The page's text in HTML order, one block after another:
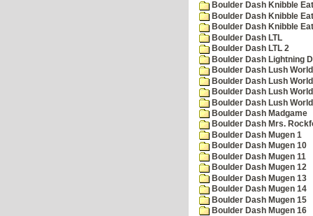
Boulder Dash Knibble
Boulder Dash Knibble
Boulder Dash Knibble
Boulder Dash LTL
Boulder Dash LTL 2
Boulder Dash Lightning
Boulder Dash Lush
Boulder Dash Lush
Boulder Dash Lush
Boulder Dash Lush
Boulder Dash Madgame
Boulder Dash Mrs.
Boulder Dash Mugen 1
Boulder Dash Mugen 10
Boulder Dash Mugen 11
Boulder Dash Mugen 12
Boulder Dash Mugen 13
Boulder Dash Mugen 14
Boulder Dash Mugen 15
Boulder Dash Mugen 16